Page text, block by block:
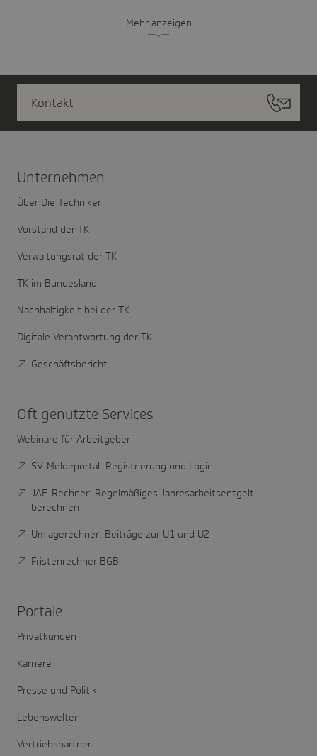
Mehr anzeigen
Kontakt
Unter­nehmen
Über Die Techniker
Vorstand der TK
Verwaltungsrat der TK
TK im Bundesland
Nachhaltigkeit bei der TK
Digitale Verantwortung der TK
Geschäftsbericht
Oft genutzte Services
Webinare für Arbeitgeber
SV-Meldeportal: Registrierung und Login
JAE-Rechner: Regelmäßiges Jahresarbeitsentgelt
berechnen
Umlagerechner: Beiträge zur U1 und U2
Fristenrechner BGB
Portale
Privatkunden
Karriere
Presse und Politik
Lebenswelten
Vertriebspartner